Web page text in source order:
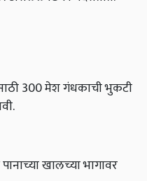
300 मेश गंधकाची भुकटी
खालच्‍या भागावर